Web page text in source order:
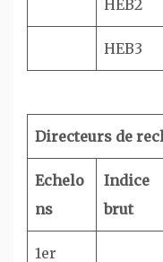
HEB2
HEB3
Directeurs de
Echelo
ns
Indice
brut
1er